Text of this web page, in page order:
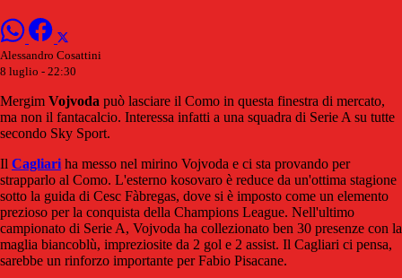
Alessandro Cosattini
8 luglio - 22:30
Mergim Vojvoda può lasciare il Como in questa finestra di mercato,
ma non il fantacalcio. Interessa infatti a una squadra di Serie A su tutte
secondo Sky Sport.
Il Cagliari ha messo nel mirino Vojvoda e ci sta provando per
strapparlo al Como. L'esterno kosovaro è reduce da un'ottima stagione
sotto la guida di Cesc Fàbregas, dove si è imposto come un elemento
prezioso per la conquista della Champions League. Nell'ultimo
campionato di Serie A, Vojvoda ha collezionato ben 30 presenze con la
maglia biancoblù, impreziosite da 2 gol e 2 assist. Il Cagliari ci pensa,
sarebbe un rinforzo importante per Fabio Pisacane.